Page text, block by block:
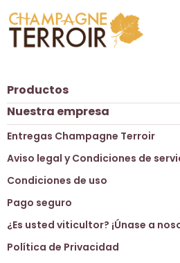
Productos
Nuestra empresa
Entregas Champagne Terroir
Aviso legal y Condiciones de
Condiciones de uso
Pago seguro
¿Es usted viticultor? ¡Únase a
Política de Privacidad